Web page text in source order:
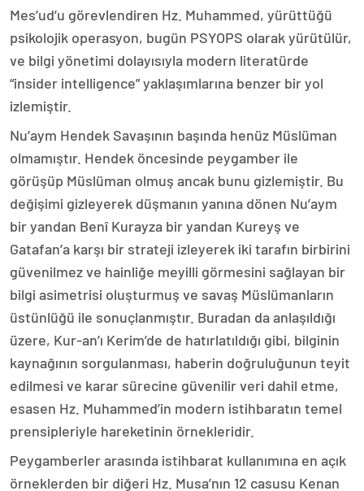
Mes’ud’u görevlendiren Hz. Muhammed, yürüttüğü
psikolojik operasyon, bugün PSYOPS olarak yürütülür,
ve bilgi yönetimi dolayısıyla modern literatürde
“insider intelligence” yaklaşımlarına benzer bir yol
izlemiştir.
Nu’aym Hendek Savaşının başında henüz Müslüman
olmamıştır. Hendek öncesinde peygamber ile
görüşüp Müslüman olmuş ancak bunu gizlemiştir. Bu
değişimi gizleyerek düşmanın yanına dönen Nu’aym
bir yandan Benî Kurayza bir yandan Kureyş ve
Gatafan’a karşı bir strateji izleyerek iki tarafın birbirini
güvenilmez ve hainliğe meyilli görmesini sağlayan bir
bilgi asimetrisi oluşturmuş ve savaş Müslümanların
üstünlüğü ile sonuçlanmıştır. Buradan da anlaşıldığı
üzere, Kur-an’ı Kerim’de de hatırlatıldığı gibi, bilginin
kaynağının sorgulanması, haberin doğruluğunun teyit
edilmesi ve karar sürecine güvenilir veri dahil etme,
esasen Hz. Muhammed’in modern istihbaratın temel
prensipleriyle hareketinin örnekleridir.
Peygamberler arasında istihbarat kullanımına en açık
örneklerden bir diğeri Hz. Musa’nın 12 casusu Kenan